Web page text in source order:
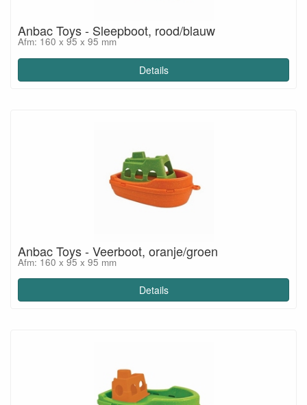
Anbac Toys - Sleepboot, rood/blauw
Afm: 160 x 95 x 95 mm
Details
Anbac Toys - Veerboot, oranje/groen
Afm: 160 x 95 x 95 mm
Details